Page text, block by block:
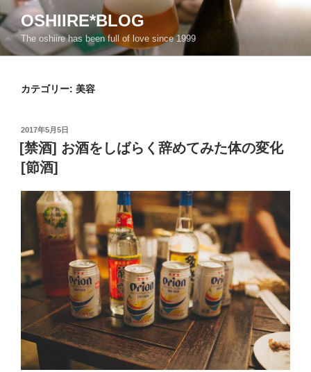
ン
テ
ン
OSHIIRE*BLOG
The oshiire has been full of love since 1999
カテゴリー: 美容
投
稿
日:
2017年5月5日
[禁酒] お酒をしばらく辞めてみた体の変化
[節酒]